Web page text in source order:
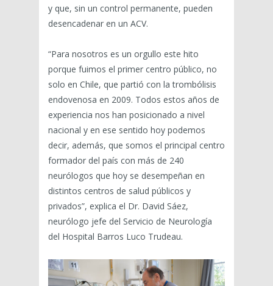
y que, sin un control permanente, pueden
desencadenar en un ACV.
“Para nosotros es un orgullo este hito
porque fuimos el primer centro público, no
solo en Chile, que partió con la trombólisis
endovenosa en 2009. Todos estos años de
experiencia nos han posicionado a nivel
nacional y en ese sentido hoy podemos
decir, además, que somos el principal centro
formador del país con más de 240
neurólogos que hoy se desempeñan en
distintos centros de salud públicos y
privados”, explica el Dr. David Sáez,
neurólogo jefe del Servicio de Neurología
del Hospital Barros Luco Trudeau.